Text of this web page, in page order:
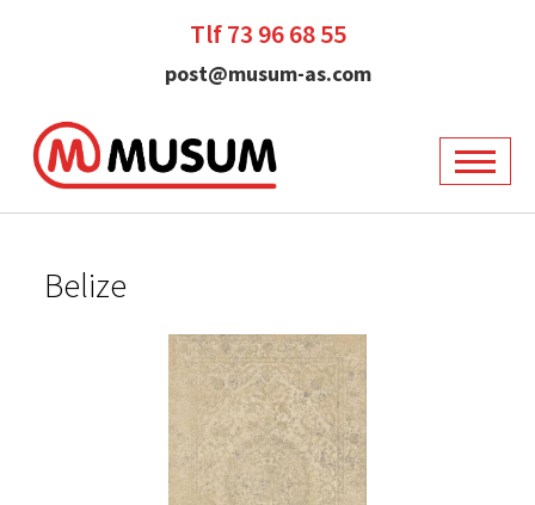
Tlf 73 96 68 55
post@musum-as.com
Belize